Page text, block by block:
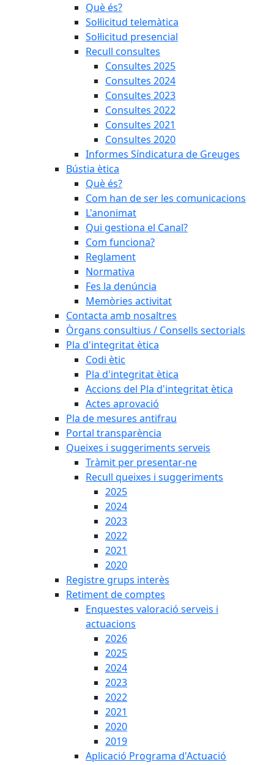
Què és?
Sol·licitud telemàtica
Sol·licitud presencial
Recull consultes
Consultes 2025
Consultes 2024
Consultes 2023
Consultes 2022
Consultes 2021
Consultes 2020
Informes Síndicatura de Greuges
Bústia ètica
Què és?
Com han de ser les comunicacions
L'anonimat
Qui gestiona el Canal?
Com funciona?
Reglament
Normativa
Fes la denúncia
Memòries activitat
Contacta amb nosaltres
Òrgans consultius / Consells sectorials
Pla d'integritat ètica
Codi ètic
Pla d'integritat ètica
Accions del Pla d'integritat ètica
Actes aprovació
Pla de mesures antifrau
Portal transparència
Queixes i suggeriments serveis
Tràmit per presentar-ne
Recull queixes i suggeriments
2025
2024
2023
2022
2021
2020
Registre grups interès
Retiment de comptes
Enquestes valoració serveis i
actuacions
2026
2025
2024
2023
2022
2021
2020
2019
Aplicació Programa d'Actuació